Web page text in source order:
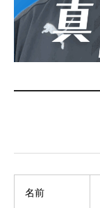
名前